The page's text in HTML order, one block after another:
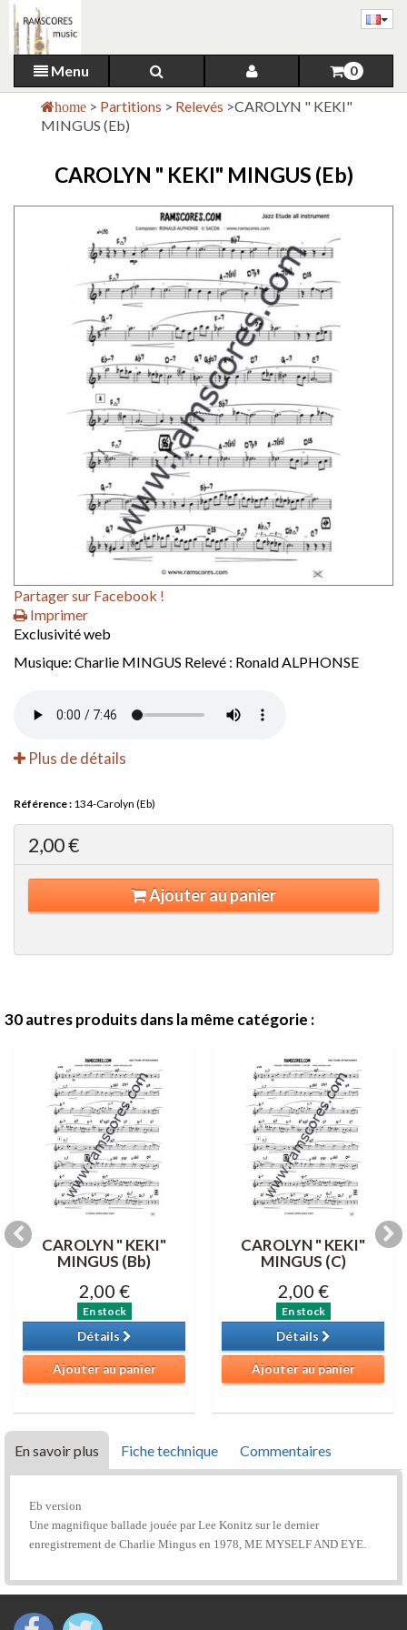
Menu 0
home > Partitions > Relevés >CAROLYN " KEKI"
MINGUS (Eb)
CAROLYN " KEKI" MINGUS (Eb)
Partager sur Facebook !
Imprimer
Exclusivité web
Musique: Charlie MINGUS Relevé : Ronald ALPHONSE
Plus de détails
Référence : 134-Carolyn (Eb)
2,00 €
Ajouter au panier
30 autres produits dans la même catégorie :
CAROLYN " KEKI"
MINGUS (Bb)
2,00 €
En stock
Détails
Ajouter au panier
CAROLYN " KEKI"
MINGUS (C)
2,00 €
En stock
Détails
Ajouter au panier
En savoir plus Fiche technique Commentaires
Eb version
Une magnifique ballade jouée par Lee Konitz sur le dernier
enregistrement de Charlie Mingus en 1978, ME MYSELF AND EYE.